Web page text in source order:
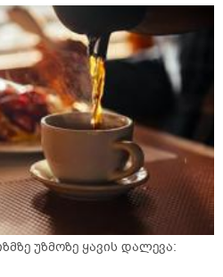
უზმოზე ყავის დალევა: